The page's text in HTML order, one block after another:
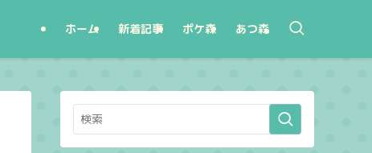
ホーム 新着記事 ポケ森 あつ森